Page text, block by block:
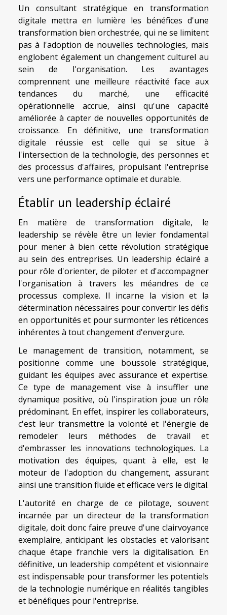
Un consultant stratégique en transformation
digitale mettra en lumière les bénéfices d'une
transformation bien orchestrée, qui ne se limitent
pas à l'adoption de nouvelles technologies, mais
englobent également un changement culturel au
sein de l'organisation. Les avantages
comprennent une meilleure réactivité face aux
tendances du marché, une efficacité
opérationnelle accrue, ainsi qu'une capacité
améliorée à capter de nouvelles opportunités de
croissance. En définitive, une transformation
digitale réussie est celle qui se situe à
l'intersection de la technologie, des personnes et
des processus d'affaires, propulsant l'entreprise
vers une performance optimale et durable.
Établir un leadership éclairé
En matière de transformation digitale, le
leadership se révèle être un levier fondamental
pour mener à bien cette révolution stratégique
au sein des entreprises. Un leadership éclairé a
pour rôle d'orienter, de piloter et d'accompagner
l'organisation à travers les méandres de ce
processus complexe. Il incarne la vision et la
détermination nécessaires pour convertir les défis
en opportunités et pour surmonter les réticences
inhérentes à tout changement d'envergure.
Le management de transition, notamment, se
positionne comme une boussole stratégique,
guidant les équipes avec assurance et expertise.
Ce type de management vise à insuffler une
dynamique positive, où l'inspiration joue un rôle
prédominant. En effet, inspirer les collaborateurs,
c'est leur transmettre la volonté et l'énergie de
remodeler leurs méthodes de travail et
d'embrasser les innovations technologiques. La
motivation des équipes, quant à elle, est le
moteur de l'adoption du changement, assurant
ainsi une transition fluide et efficace vers le digital.
L'autorité en charge de ce pilotage, souvent
incarnée par un directeur de la transformation
digitale, doit donc faire preuve d'une clairvoyance
exemplaire, anticipant les obstacles et valorisant
chaque étape franchie vers la digitalisation. En
définitive, un leadership compétent et visionnaire
est indispensable pour transformer les potentiels
de la technologie numérique en réalités tangibles
et bénéfiques pour l'entreprise.